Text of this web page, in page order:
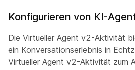
Konfigurieren von KI-
Die Virtueller Agent v2-Aktivität
ein Konversationserlebnis in
Virtueller Agent v2-Aktivität zum